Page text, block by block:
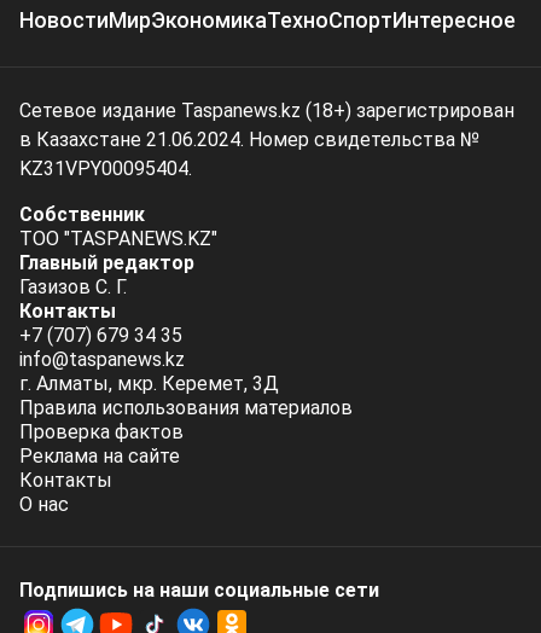
НовостиМирЭкономикаТехноСпортИнтересное
Сетевое издание Taspanews.kz (18+) зарегистрирован
в Казахстане 21.06.2024. Номер свидетельства №
KZ31VPY00095404.
Собственник
ТОО "TASPANEWS.KZ"
Главный редактор
Газизов С. Г.
Контакты
+7 (707) 679 34 35
info@taspanews.kz
г. Алматы, мкр. Керемет, 3Д
Правила использования материалов
Проверка фактов
Реклама на сайте
Контакты
О нас
Подпишись на наши социальные cети